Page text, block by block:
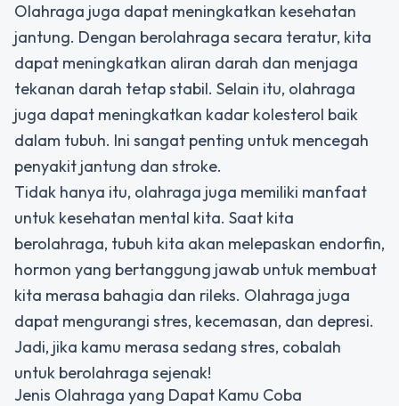
Olahraga juga dapat meningkatkan kesehatan
jantung. Dengan berolahraga secara teratur, kita
dapat meningkatkan aliran darah dan menjaga
tekanan darah tetap stabil. Selain itu, olahraga
juga dapat meningkatkan kadar kolesterol baik
dalam tubuh. Ini sangat penting untuk mencegah
penyakit jantung dan stroke.
Tidak hanya itu, olahraga juga memiliki manfaat
untuk kesehatan mental kita. Saat kita
berolahraga, tubuh kita akan melepaskan endorfin,
hormon yang bertanggung jawab untuk membuat
kita merasa bahagia dan rileks. Olahraga juga
dapat mengurangi stres, kecemasan, dan depresi.
Jadi, jika kamu merasa sedang stres, cobalah
untuk berolahraga sejenak!
Jenis Olahraga yang Dapat Kamu Coba